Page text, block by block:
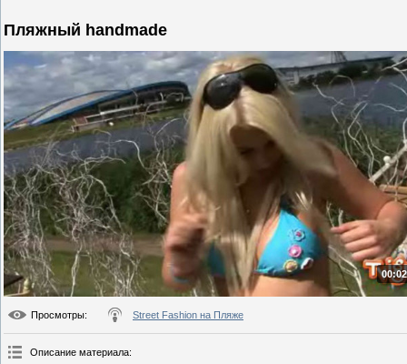
Пляжный handmade
Просмотры: Street Fashion на Пляже
Описание материала: